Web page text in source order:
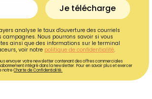
Je télécharge
analyse le taux d'ouverture des courriels
Nous pourrons savoir si vous
ainsi que des informations sur le terminal
voir notre politique de confidentialité.
envoyer votre newsletter contenant des offres commerciales
intégré dans la newsletter. Pour en savoir plus et exercer
notreCharte de Confidentialité.
Recevez gratuitement 180
recettes inédites de CROQ
!